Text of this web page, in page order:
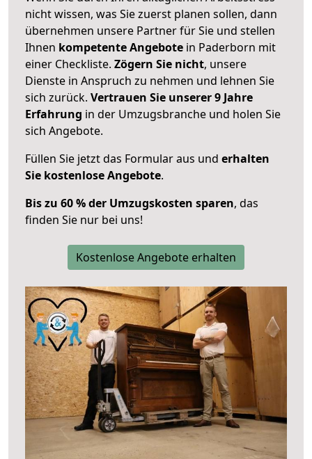
nicht wissen, was Sie zuerst planen sollen, dann
übernehmen unsere Partner für Sie und stellen
Ihnen kompetente Angebote in Paderborn mit
einer Checkliste. Zögern Sie nicht, unsere
Dienste in Anspruch zu nehmen und lehnen Sie
sich zurück. Vertrauen Sie unserer 9 Jahre
Erfahrung in der Umzugsbranche und holen Sie
sich Angebote.
Füllen Sie jetzt das Formular aus und erhalten
Sie kostenlose Angebote.
Bis zu 60 % der Umzugskosten sparen, das
finden Sie nur bei uns!
Kostenlose Angebote erhalten